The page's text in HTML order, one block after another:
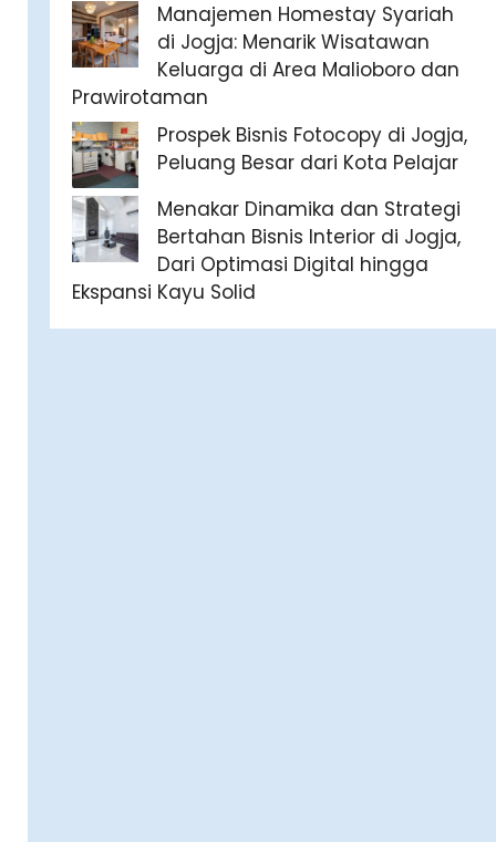
Manajemen Homestay Syariah
di Jogja: Menarik Wisatawan
Keluarga di Area Malioboro dan
Prawirotaman
Prospek Bisnis Fotocopy di Jogja,
Peluang Besar dari Kota Pelajar
Menakar Dinamika dan Strategi
Bertahan Bisnis Interior di Jogja,
Dari Optimasi Digital hingga
Ekspansi Kayu Solid